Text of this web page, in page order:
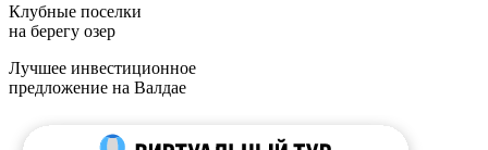
Клубные поселки
на берегу озер
Лучшее инвестиционное
предложение на Валдае